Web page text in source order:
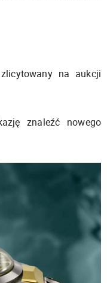
na aukcji
znaleźć nowego